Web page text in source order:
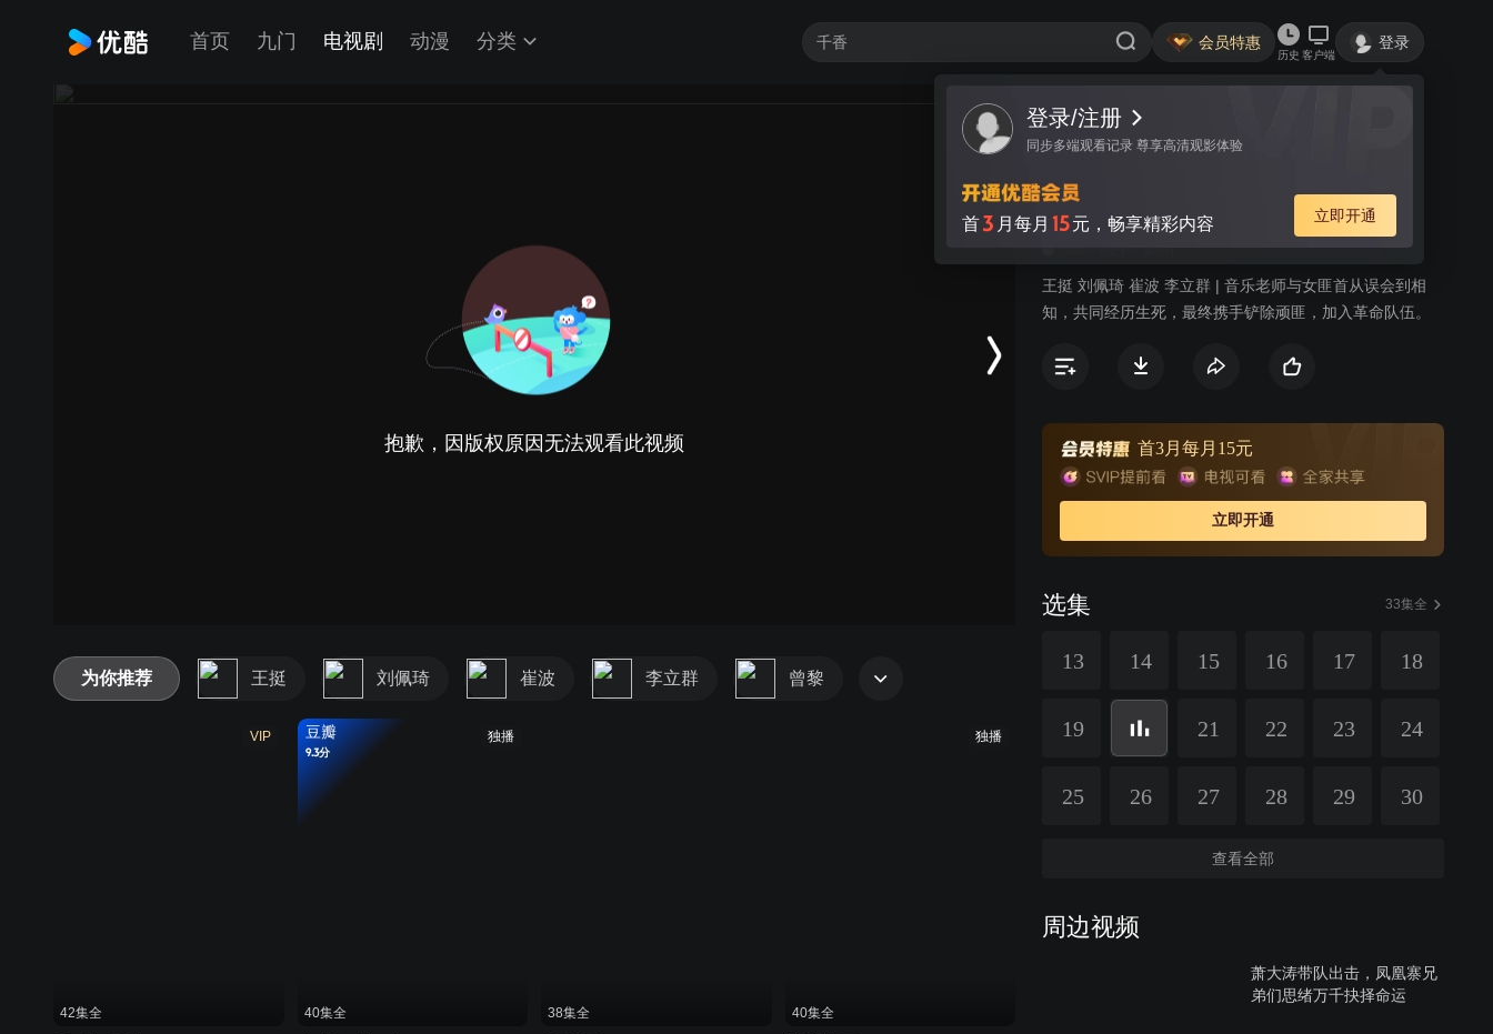
首页 九门 电视剧 动漫 分类 会员特惠
历史 客户端
登录
登录/注册
同步多端观看记录 尊享高清观影体验
首3 月每月 15元，畅享精彩内容 立即开通
抱歉，因版权原因无法观看此视频
视频 讨论
我的传奇老婆
王挺 刘佩琦 崔波 李立群 | 音乐老师与女匪首从误会到相
知，共同经历生死，最终携手铲除顽匪，加入革命队伍。
首3月每月15元
立即开通
选集 33集全
13 14 15 16 17 18
19 21 22 23 24
25 26 27 28 29 30
查看全部
周边视频
萧大涛带队出击，凤凰寨兄
弟们思绪万千抉择命运
为你推荐 王挺 刘佩琦 崔波 李立群 曾黎
VIP
42集全
独播
豆瓣
9.3分
40集全 38集全
独播
40集全